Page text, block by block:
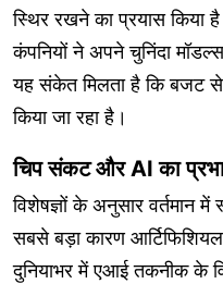
स्थिर रखने का प्रयास किया
कंपनियों ने अपने चुनिंदा
यह संकेत मिलता है कि बजट से
किया जा रहा है।
चिप संकट और AI का
विशेषज्ञों के अनुसार वर्तमान में
सबसे बड़ा कारण
दुनियाभर में एआई तकनीक के